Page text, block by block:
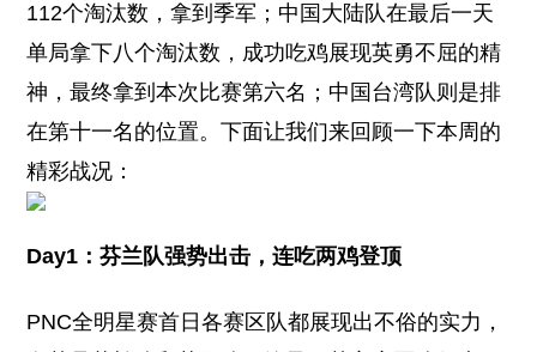
112个淘汰数，拿到季军；中国大陆队在最后一天
单局拿下八个淘汰数，成功吃鸡展现英勇不屈的精
神，最终拿到本次比赛第六名；中国台湾队则是排
在第十一名的位置。下面让我们来回顾一下本周的
精彩战况：
Day1：芬兰队强势出击，连吃两鸡登顶
PNC全明星赛首日各赛区队都展现出不俗的实力，